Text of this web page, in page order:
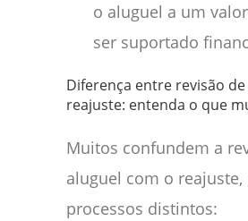
o aluguel a um
ser suportado
Diferença entre revisão
reajuste: entenda o que
Muitos confundem a
aluguel com o reajuste,
processos distintos: